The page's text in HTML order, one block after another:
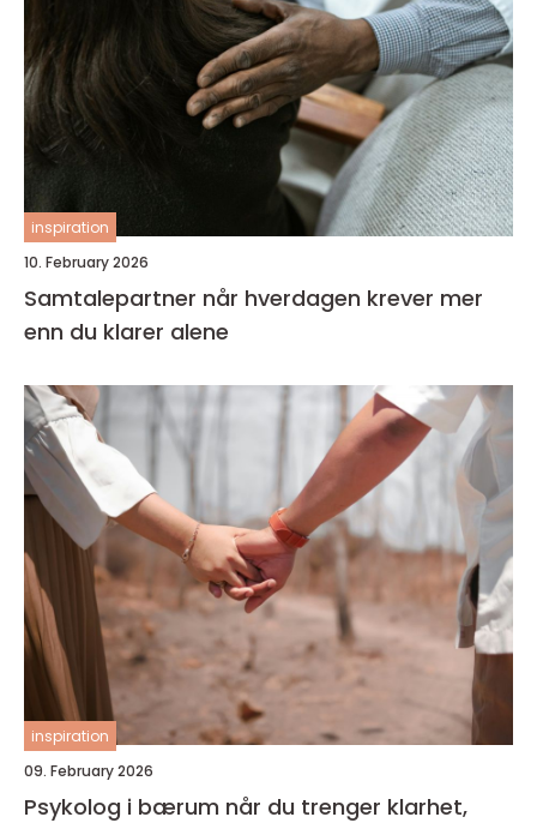
inspiration
10. February 2026
Samtalepartner når hverdagen krever mer
enn du klarer alene
inspiration
09. February 2026
Psykolog i bærum når du trenger klarhet,